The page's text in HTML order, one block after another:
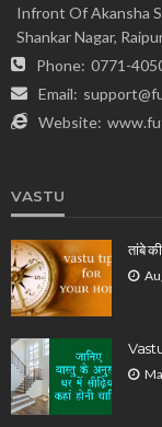
Infront Of Akansha
Shankar Nagar,
Phone: 0771-
Email:
Website:
VASTU
तांबे
Vastu